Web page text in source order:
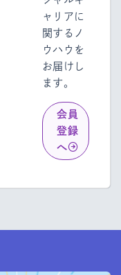
ャリアに
関するノ
ウハウを
お届けし
ます。
会員
登録
へ